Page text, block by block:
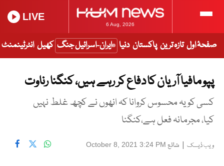
6 Aug, 2026
LIVE
صفحۂ اول تازہ ترین پاکستان دنیا ایران-اسرائیل جنگ کھیل انٹرٹینمنٹ
پپو مافیا آریان کا دفاع کر رہے ہیں، کنگنا رناوت
کسی کو یہ محسوس کروانا کہ انھوں نے کچھ غلط نہیں
کیا، مجرمانہ فعل ہے،کنگنا
ویب ڈیسک | شائع October 8, 2021 3:24 PM